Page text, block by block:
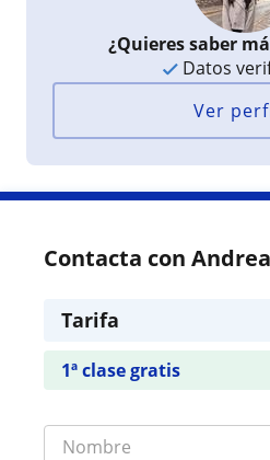
¿Quieres saber
Datos
Ver
Contacta con Andrea
Tarifa
1ª clase gratis